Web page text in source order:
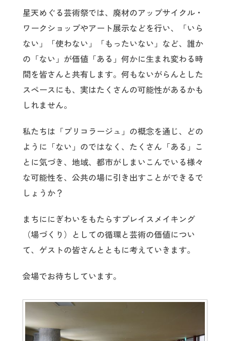
星天めぐる芸術祭では、廃材のアップサイクル・
ワークショップやアート展示などを行い、「いら
ない」「使わない」「もったいない」など、誰か
の「ない」が価値「ある」何かに生まれ変わる時
間を皆さんと共有します。何もないがらんとした
スペースにも、実はたくさんの可能性があるかも
しれません。
私たちは「プリコラージュ」の概念を通じ、どの
ように「ない」のではなく、たくさん「ある」こ
とに気づき、地域、都市がしまいこんでいる様々
な可能性を、公共の場に引き出すことができるで
しょうか？
まちににぎわいをもたらすプレイスメイキング
（場づくり）としての循環と芸術の価値につい
て、ゲストの皆さんとともに考えていきます。
会場でお待ちしています。